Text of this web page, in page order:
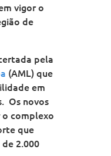
vigor o
de
pela
(AML) que
em
Os novos
complexo
que
2.000